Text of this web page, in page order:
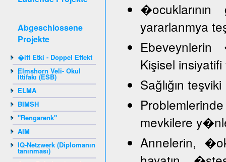
Abgeschlossene
Projekte
�ift Etki - Doppel Effekt
Elmshorn Veli- Okul
İttifakı (ESB)
ELMA
BIMSH
"Rengarenk"
AIM
IQ-Netzwerk (Diplomanın
tanınması)
yararlanmya
Kişisel
Sağlığın teşviki
mevkilere
Annelerin,